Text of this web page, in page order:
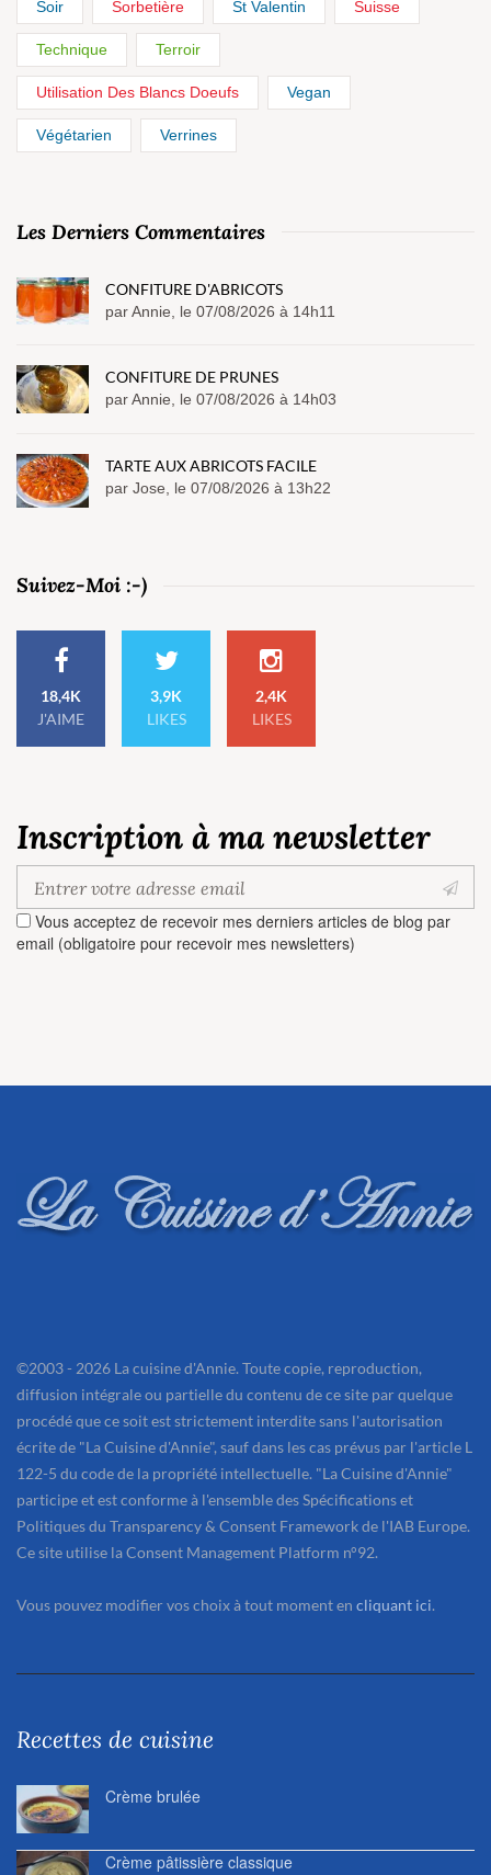
Soir Sorbetière St Valentin Suisse
Technique Terroir
Utilisation Des Blancs Doeufs Vegan
Végétarien Verrines
Les Derniers Commentaires
CONFITURE D'ABRICOTS
par Annie, le 07/08/2026 à 14h11
CONFITURE DE PRUNES
par Annie, le 07/08/2026 à 14h03
TARTE AUX ABRICOTS FACILE
par Jose, le 07/08/2026 à 13h22
Suivez-Moi :-)
18,4K
J'AIME
3,9K
LIKES
2,4K
LIKES
Inscription à ma newsletter
Vous acceptez de recevoir mes derniers articles de blog par
email (obligatoire pour recevoir mes newsletters)
©2003 - 2026 La cuisine d'Annie. Toute copie, reproduction,
diffusion intégrale ou partielle du contenu de ce site par quelque
procédé que ce soit est strictement interdite sans l'autorisation
écrite de "La Cuisine d'Annie", sauf dans les cas prévus par l'article L
122-5 du code de la propriété intellectuelle. "La Cuisine d'Annie"
participe et est conforme à l'ensemble des Spécifications et
Politiques du Transparency & Consent Framework de l'IAB Europe.
Ce site utilise la Consent Management Platform n°92.
Vous pouvez modifier vos choix à tout moment en cliquant ici.
Recettes de cuisine
Crème brulée
Crème pâtissière classique